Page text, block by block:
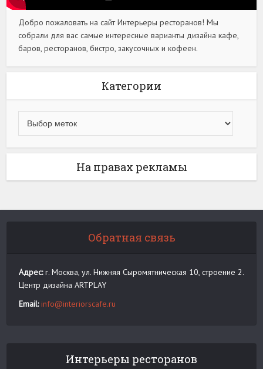
Добро пожаловать на сайт Интерьеры ресторанов! Мы
собрали для вас самые интересные варианты дизайна кафе,
баров, ресторанов, бистро, закусочных и кофеен.
Категории
На правах рекламы
Обратная связь
Адрес:г. Москва, ул. Нижняя Сыромятническая 10, строение 2.
Центр дизайна ARTPLAY
Email: info@interiorscafe.ru
Интерьеры ресторанов